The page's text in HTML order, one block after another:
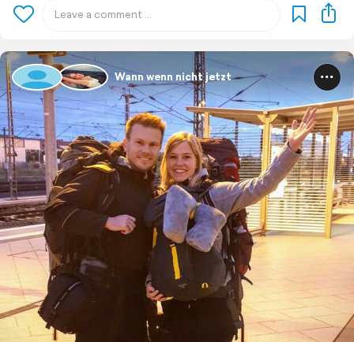
Wann wenn nicht jetzt